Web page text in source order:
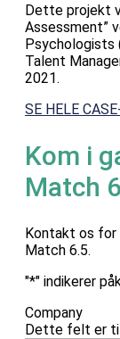
Dette projekt
Assessment”
Psychologists
Talent
2021.
SE HELE
Kom i
Match
Kontakt os for
Match 6.5.
"*" indikerer
Company
Dette felt er